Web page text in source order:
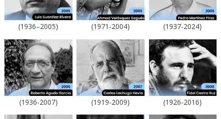
(1936–2005) (1971-2004) (1937-2024)
(1936-2007) (1919-2009) (1926-2016)